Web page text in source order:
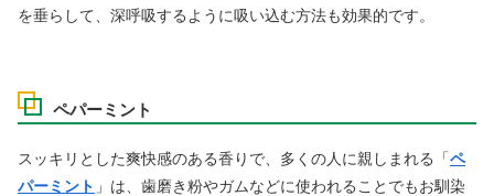
を垂らして、深呼吸するように吸い込む方法も効果的です。
ペパーミント
スッキリとした爽快感のある香りで、多くの人に親しまれる「ペ
パーミント 」は、歯磨き粉やガムなどに使われることでもお馴染